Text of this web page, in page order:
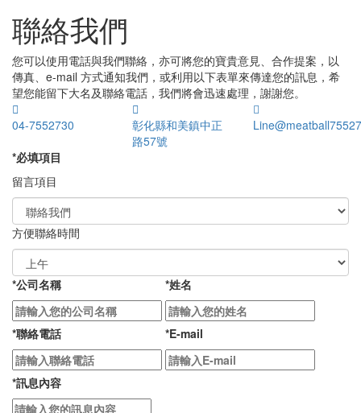
聯絡我們
您可以使用電話與我們聯絡，亦可將您的寶貴意見、合作提案，以
傳真、e-mail 方式通知我們，或利用以下表單來傳達您的訊息，希
望您能留下大名及聯絡電話，我們將會迅速處理，謝謝您。
04-7552730
彰化縣和美鎮中正
路57號
*必填項目
留言項目
方便聯絡時間
*公司名稱 *姓名
*聯絡電話 *E-mail
*訊息內容